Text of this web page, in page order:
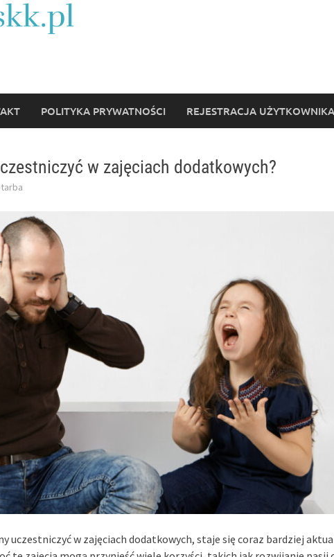
POLITYKA PRYWATNOŚCI REJESTRACJA UŻYTKOWNIKA
w zajęciach dodatkowych?
uczestniczyć w zajęciach dodatkowych, staje się coraz bardziej